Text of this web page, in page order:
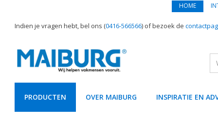
HOME
Indien je vragen hebt, bel ons (0416-566566) of bezoek de
PRODUCTEN OVER MAIBURG INSPIRATIE EN